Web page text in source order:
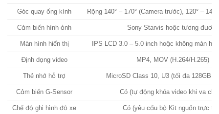
Góc quay ống kính Rộng 140° – 170° (Camera trước), 120° –
Cảm biến hình ảnh Sony Starvis hoặc tương đương
Màn hình hiển thị IPS LCD 3.0 – 5.0 inch hoặc không màn
Định dạng video MP4, MOV (H.264/H.265)
Thẻ nhớ hỗ trợ MicroSD Class 10, U3 (tối đa 128GB –
Cảm biến G-Sensor Có (tự động khóa video khi va
Chế độ ghi hình đỗ xe Có (yêu cầu bộ Kit nguồn trực